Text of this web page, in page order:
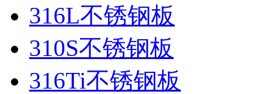
316L不锈钢板
310S不锈钢板
316Ti不锈钢板